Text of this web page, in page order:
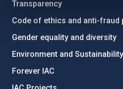
Transparency
Code of ethics and anti-fraud
Gender equality and diversity
Environment and Sustainability
Forever IAC